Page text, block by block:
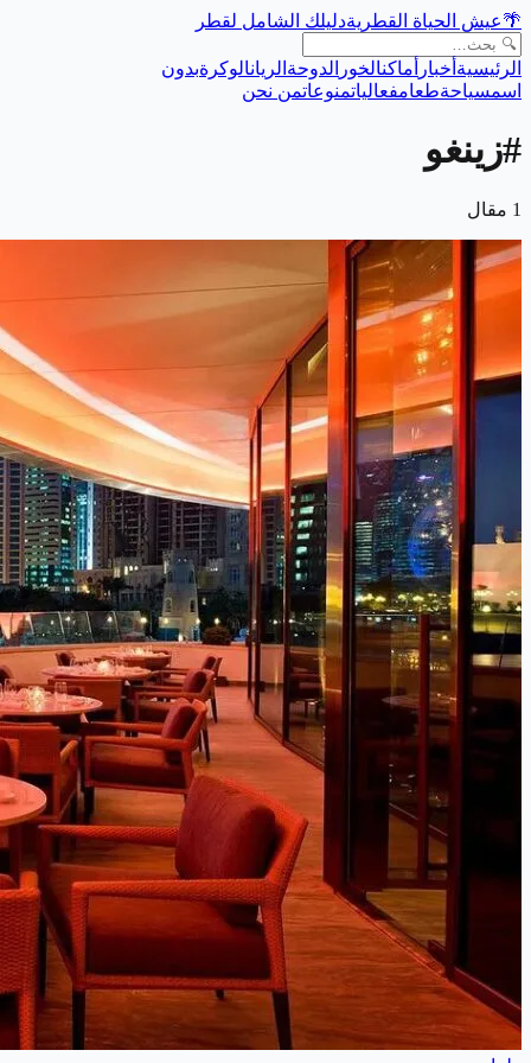
🌴عيش الحياة القطريةدليلك الشامل لقطر
الرئيسية أخبار أماكنالخور الدوحة الريانالوكرةبدون
اسمسياحةطعامفعالياتمنوعاتمن نحن
#زينغو
1 مقال